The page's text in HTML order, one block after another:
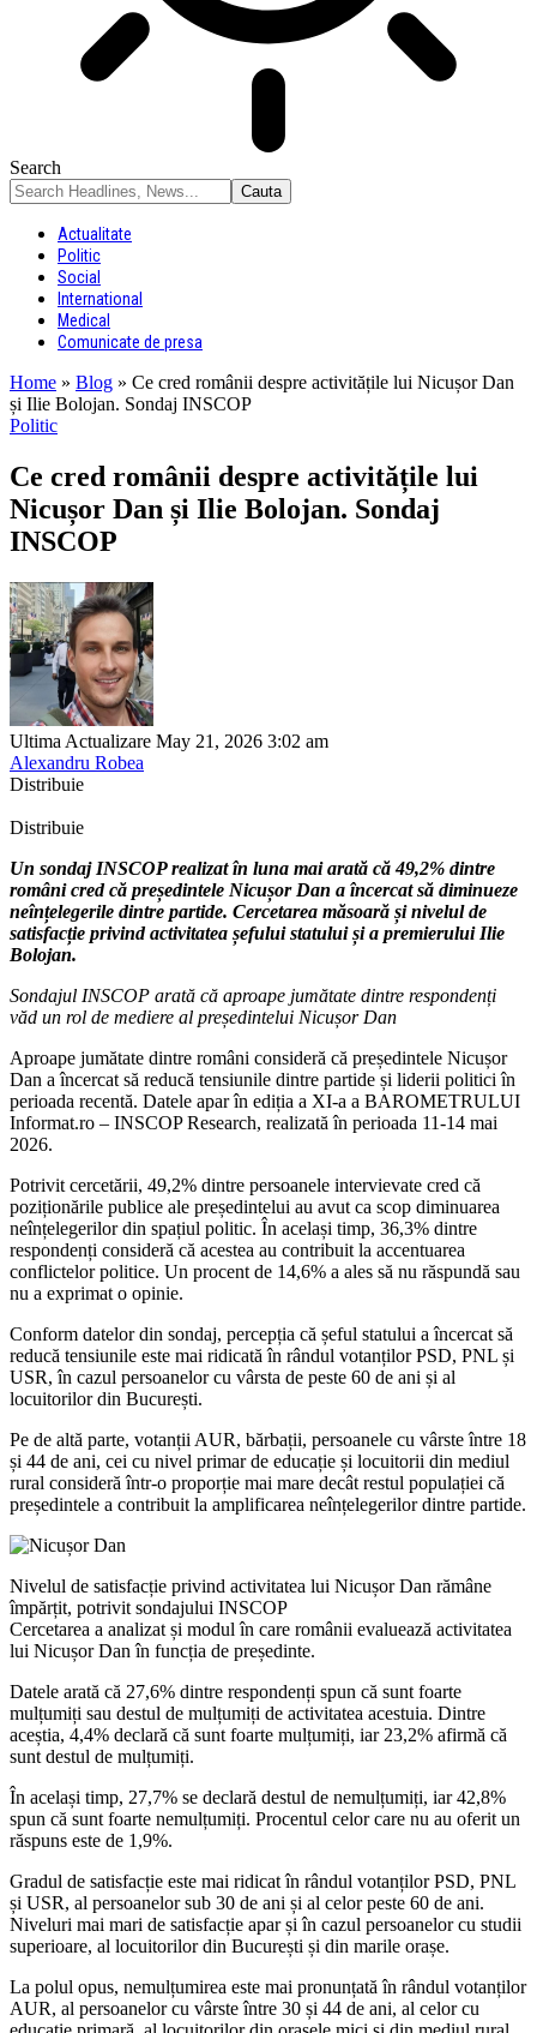
Search
Actualitate
Politic
Social
International
Medical
Comunicate de presa
Home » Blog » Ce cred românii despre activitățile lui Nicușor Dan
și Ilie Bolojan. Sondaj INSCOP
Politic
Ce cred românii despre activitățile lui
Nicușor Dan și Ilie Bolojan. Sondaj
INSCOP
Ultima Actualizare May 21, 2026 3:02 am
Alexandru Robea
Distribuie
Distribuie
Un sondaj INSCOP realizat în luna mai arată că 49,2% dintre
români cred că președintele Nicușor Dan a încercat să diminueze
neînțelegerile dintre partide. Cercetarea măsoară și nivelul de
satisfacție privind activitatea șefului statului și a premierului Ilie
Bolojan.
Sondajul INSCOP arată că aproape jumătate dintre respondenți
văd un rol de mediere al președintelui Nicușor Dan
Aproape jumătate dintre români consideră că președintele Nicușor
Dan a încercat să reducă tensiunile dintre partide și liderii politici în
perioada recentă. Datele apar în ediția a XI-a a BAROMETRULUI
Informat.ro – INSCOP Research, realizată în perioada 11-14 mai
2026.
Potrivit cercetării, 49,2% dintre persoanele intervievate cred că
poziționările publice ale președintelui au avut ca scop diminuarea
neînțelegerilor din spațiul politic. În același timp, 36,3% dintre
respondenți consideră că acestea au contribuit la accentuarea
conflictelor politice. Un procent de 14,6% a ales să nu răspundă sau
nu a exprimat o opinie.
Conform datelor din sondaj, percepția că șeful statului a încercat să
reducă tensiunile este mai ridicată în rândul votanților PSD, PNL și
USR, în cazul persoanelor cu vârsta de peste 60 de ani și al
locuitorilor din București.
Pe de altă parte, votanții AUR, bărbații, persoanele cu vârste între 18
și 44 de ani, cei cu nivel primar de educație și locuitorii din mediul
rural consideră într-o proporție mai mare decât restul populației că
președintele a contribuit la amplificarea neînțelegerilor dintre partide.
Nivelul de satisfacție privind activitatea lui Nicușor Dan rămâne
împărțit, potrivit sondajului INSCOP
Cercetarea a analizat și modul în care românii evaluează activitatea
lui Nicușor Dan în funcția de președinte.
Datele arată că 27,6% dintre respondenți spun că sunt foarte
mulțumiți sau destul de mulțumiți de activitatea acestuia. Dintre
aceștia, 4,4% declară că sunt foarte mulțumiți, iar 23,2% afirmă că
sunt destul de mulțumiți.
În același timp, 27,7% se declară destul de nemulțumiți, iar 42,8%
spun că sunt foarte nemulțumiți. Procentul celor care nu au oferit un
răspuns este de 1,9%.
Gradul de satisfacție este mai ridicat în rândul votanților PSD, PNL
și USR, al persoanelor sub 30 de ani și al celor peste 60 de ani.
Niveluri mai mari de satisfacție apar și în cazul persoanelor cu studii
superioare, al locuitorilor din București și din marile orașe.
La polul opus, nemulțumirea este mai pronunțată în rândul votanților
AUR, al persoanelor cu vârste între 30 și 44 de ani, al celor cu